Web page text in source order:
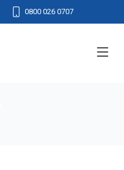
0800 026 0707